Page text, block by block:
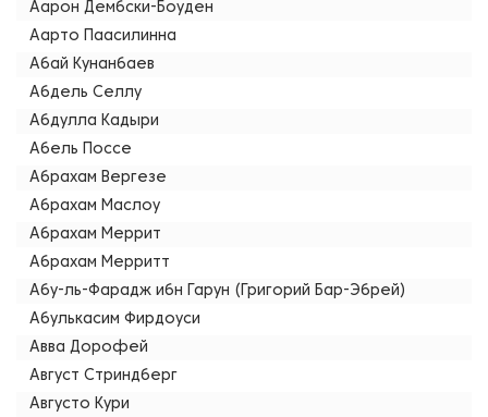
Аарон Дембски-Боуден
Аарто Паасилинна
Абай Кунанбаев
Абдель Селлу
Абдулла Кадыри
Абель Поссе
Абрахам Вергезе
Абрахам Маслоу
Абрахам Меррит
Абрахам Мерритт
Абу-ль-Фарадж ибн Гарун (Григорий Бар-Эбрей)
Абулькасим Фирдоуси
Авва Дорофей
Август Стриндберг
Августо Кури